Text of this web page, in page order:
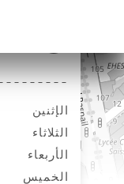
الإثنين
الثلاثاء
الأربعاء
الخميس